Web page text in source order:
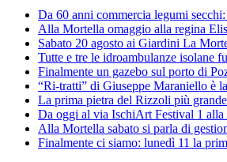
Da 60 anni commercia legumi
Alla Mortella omaggio alla regina
Sabato 20 agosto ai Giardini La
Tutte e tre le idroambulanze isolane
Finalmente un gazebo sul porto di
“Ri-tratti” di Giuseppe Maraniello è
La prima pietra del Rizzoli più
Da oggi al via IschiArt Festival 1
Alla Mortella sabato si parla di
Finalmente ci siamo: lunedì 11 la